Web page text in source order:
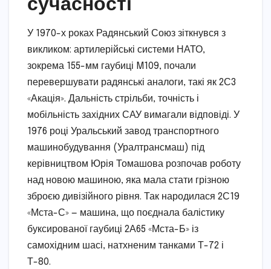
У 1970-х роках Радянський Союз зіткнувся з
викликом: артилерійські системи НАТО,
зокрема 155-мм гаубиці M109, почали
перевершувати радянські аналоги, такі як 2С3
«Акація». Дальність стрільби, точність і
мобільність західних САУ вимагали відповіді. У
1976 році Уральський завод транспортного
машинобудування (Уралтрансмаш) під
керівництвом Юрія Томашова розпочав роботу
над новою машиною, яка мала стати грізною
зброєю дивізійного рівня. Так народилася 2С19
«Мста-С» — машина, що поєднала балістику
буксированої гаубиці 2А65 «Мста-Б» із
самохідним шасі, натхненим танками Т-72 і
Т-80.